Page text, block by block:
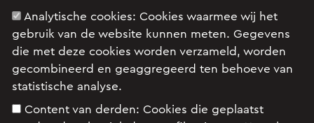
Maar er is nog een andere manier om de geleiding
van halfgeleiders te manipuleren, namelijk door
doping. Daar komen hele mooie toepassingen uit.
Analytische cookies: Cookies waarmee wij het
gebruik van de website kunnen meten. Gegevens
die met deze cookies worden verzameld, worden
gecombineerd en geaggregeerd ten behoeve van
statistische analyse.
Content van derden: Cookies die geplaatst